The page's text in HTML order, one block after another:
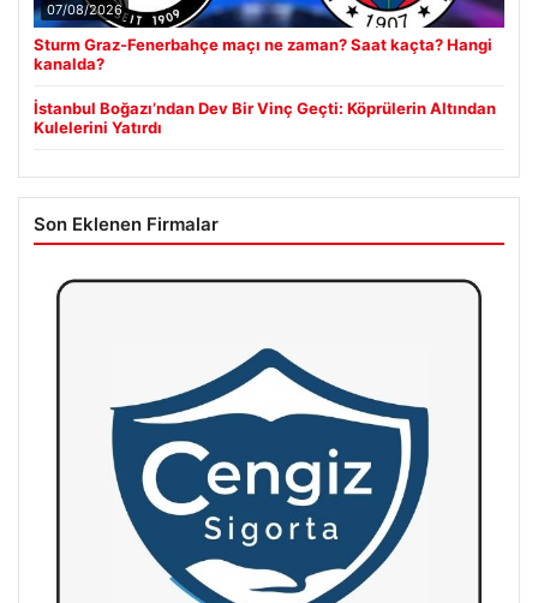
07/08/2026
Sturm Graz-Fenerbahçe maçı ne zaman? Saat kaçta? Hangi
kanalda?
İstanbul Boğazı’ndan Dev Bir Vinç Geçti: Köprülerin Altından
Kulelerini Yatırdı
Son Eklenen Firmalar